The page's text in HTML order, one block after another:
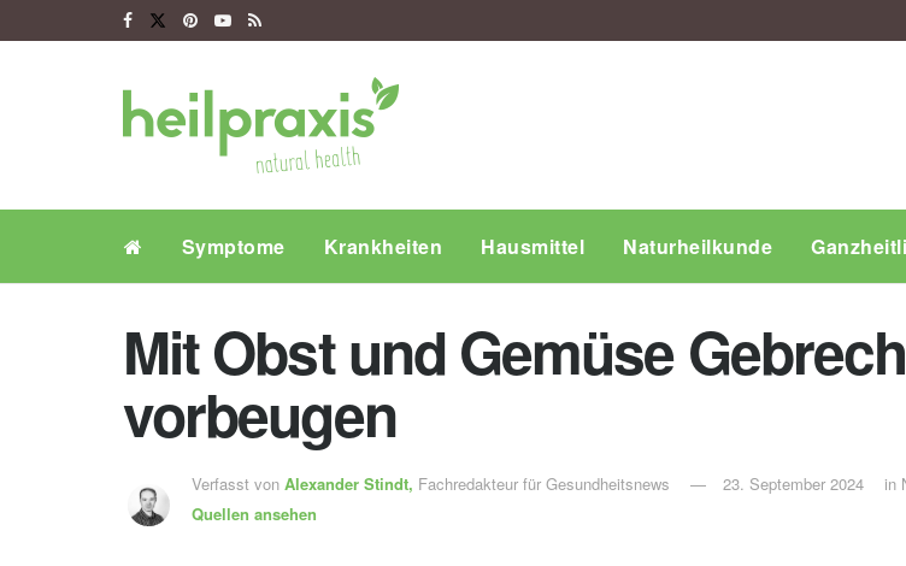
Symptome Krankheiten Hausmittel Naturheilkunde
Mit Obst und Gemüse
vorbeugen
Verfasst von Alexander Stindt, Fachredakteur für Gesundheitsnews
Quellen ansehen
23. September 2024 in